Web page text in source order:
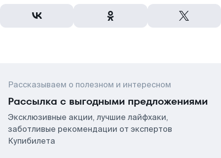
Рассказываем о полезном и интересном
Рассылка с выгодными предложениями
Эксклюзивные акции, лучшие лайфхаки,
заботливые рекомендации от экспертов
Купибилета